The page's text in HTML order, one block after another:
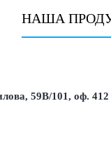
НАША
59В/101, оф. 412